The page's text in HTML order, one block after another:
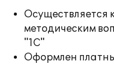
Осуществляется
методическим
"1С"
Оформлен